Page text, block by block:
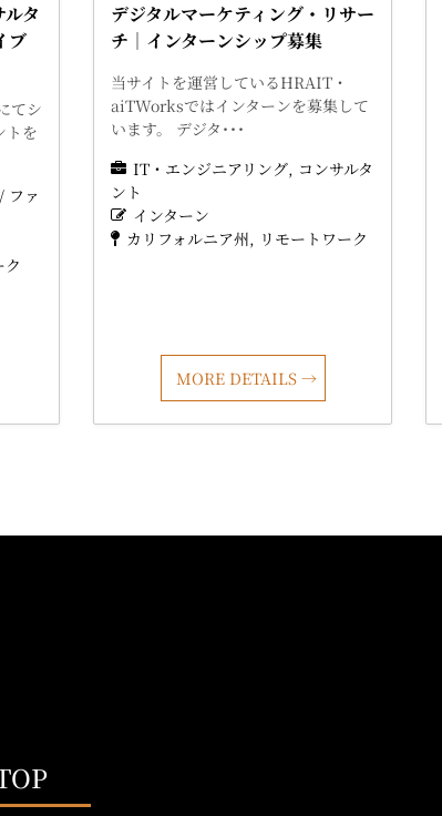
タ
ブ
てシ
トを
ファ
ク
デジタルマーケティング・リサー
チ｜インターンシップ募集
当サイトを運営しているHRAIT・
aiTWorksではインターンを募集して
います。 デジタ･･･
IT・エンジニアリング コンサルタ
ント
インターン
カリフォルニア州
リモートワーク
MORE DETAILS